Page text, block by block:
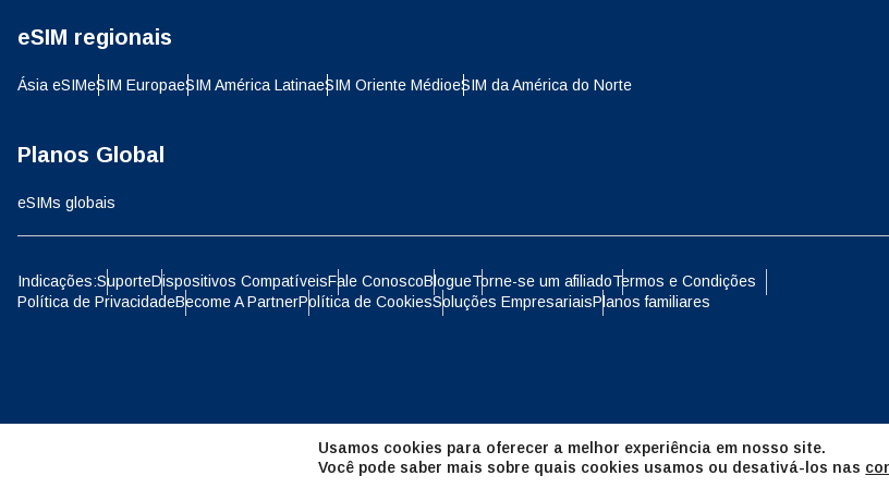
eSIM regionais
Ásia eSIMeSIM EuropaeSIM América LatinaeSIM Oriente MédioeSIM da América do Norte
Planos Global
eSIMs globais
Indicações:SuporteDispositivos CompatíveisFale ConoscoBlogueTorne-se um afiliadoTermos e Condições
Política de PrivacidadeBecome A PartnerPolítica de CookiesSoluções EmpresariaisPlanos familiares
Polski
简体中文 繁體中文
CAD - Dólar Canadense
CHF - Franco Suíço NZD - Dólar
Usamos cookies para oferecer a melhor experiência em nosso site.
Você pode saber mais sobre quais cookies usamos ou desativá-los nas